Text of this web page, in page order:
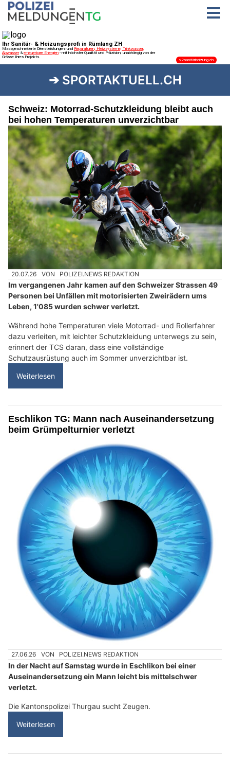
➔ SPORTAKTUELL.CH
Schweiz: Motorrad-Schutzkleidung bleibt auch
bei hohen Temperaturen unverzichtbar
20.07.26 VON POLIZEI.NEWS REDAKTION
Im vergangenen Jahr kamen auf den Schweizer Strassen 49
Personen bei Unfällen mit motorisierten Zweirädern ums
Leben, 1'085 wurden schwer verletzt.
Während hohe Temperaturen viele Motorrad- und Rollerfahrer
dazu verleiten, mit leichter Schutzkleidung unterwegs zu sein,
erinnert der TCS daran, dass eine vollständige
Schutzausrüstung auch im Sommer unverzichtbar ist.
Weiterlesen
Eschlikon TG: Mann nach Auseinandersetzung
beim Grümpelturnier verletzt
27.06.26 VON POLIZEI.NEWS REDAKTION
In der Nacht auf Samstag wurde in Eschlikon bei einer
Auseinandersetzung ein Mann leicht bis mittelschwer
verletzt.
Die Kantonspolizei Thurgau sucht Zeugen.
Weiterlesen